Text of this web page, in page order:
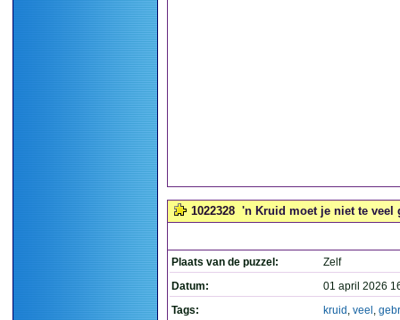
1022328 'n Kruid moet je niet te veel
Plaats van de puzzel:
Zelf
Datum:
01 april 2026
Tags:
kruid , veel ,